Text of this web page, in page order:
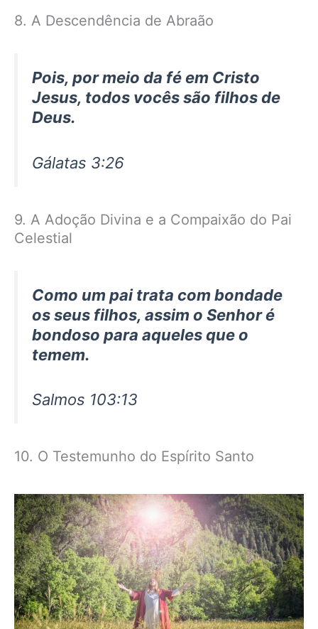
8. A Descendência de Abraão
Pois, por meio da fé em Cristo
Jesus, todos vocês são filhos de
Deus.
Gálatas 3:26
9. A Adoção Divina e a Compaixão do Pai
Celestial
Como um pai trata com bondade
os seus filhos, assim o Senhor é
bondoso para aqueles que o
temem.
Salmos 103:13
10. O Testemunho do Espírito Santo